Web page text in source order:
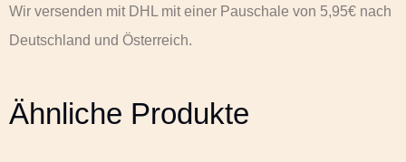
Wir versenden mit DHL mit einer Pauschale von 5,95€ nach
Deutschland und Österreich.
Ähnliche Produkte